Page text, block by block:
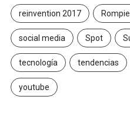
reinvention 2017
social media Spot
tecnología tendencias
youtube